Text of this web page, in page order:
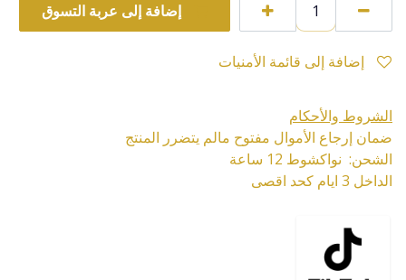
إضافة إلى عربة التسوق
الشروط والأحكام
ضمان إرجاع الأموال مفتوح مالم يتضرر المنتج
الشحن: نواكشوط 12 ساعة
الداخل 3 ايام كحد اقصى